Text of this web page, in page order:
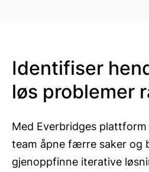
Identifiser
løs problemer
Med Everbridges
team åpne færre saker og
gjenoppfinne iterative